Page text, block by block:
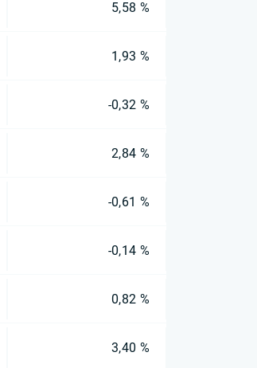
5,58 %
1,93 %
-0,32 %
2,84 %
-0,61 %
-0,14 %
0,82 %
3,40 %